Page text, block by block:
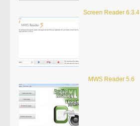
Screen Reader 6.3.4
MWS Reader 5.6